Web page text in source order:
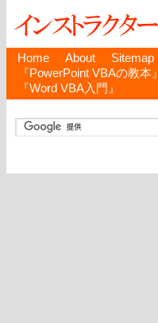
Home About Sitemap
『PowerPoint VBAの教本』
『Word VBA入門』